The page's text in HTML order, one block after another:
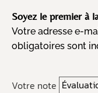
Soyez le premier à
Votre adresse e-
obligatoires sont
Votre note